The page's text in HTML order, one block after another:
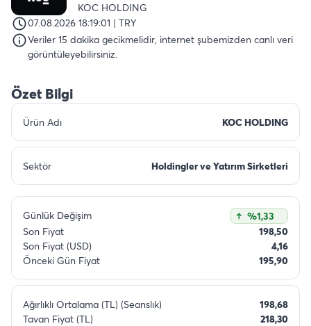
KOC HOLDING
07.08.2026 18:19:01 | TRY
Veriler 15 dakika gecikmelidir, internet şubemizden canlı veri
görüntüleyebilirsiniz.
Özet Bilgi
Ürün Adı KOC HOLDING
Sektör Holdingler ve Yatırım Sirketleri
Günlük Değişim
%1,33
Son Fiyat
198,50
Son Fiyat (USD)
4,16
Önceki Gün Fiyat
195,90
Ağırlıklı Ortalama (TL) (Seanslık)
198,68
Tavan Fiyat (TL)
218,30